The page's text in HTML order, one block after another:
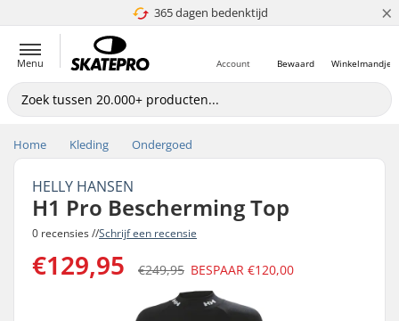
365 dagen bedenktijd
4.8 van 5 ×
Menu Winkelmandje
Bewaard
Account
Home Kleding Ondergoed
HELLY HANSEN
H1 Pro Bescherming Top
0 recensies //Schrijf een recensie
€129,95 €249,95 BESPAAR €120,00